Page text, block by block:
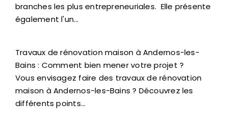
branches les plus entrepreneuriales. Elle présente
également l'un…
Travaux de rénovation maison à Andernos-les-
Bains : Comment bien mener votre projet ?
Vous envisagez faire des travaux de rénovation
maison à Andernos-les-Bains ? Découvrez les
différents points…